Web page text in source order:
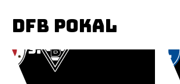
DFB POKAL